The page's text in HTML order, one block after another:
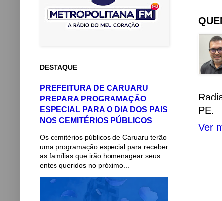
PE.
Ver
DESTAQUE
PREFEITURA DE CARUARU
PREPARA PROGRAMAÇÃO
ESPECIAL PARA O DIA DOS PAIS
NOS CEMITÉRIOS PÚBLICOS
Os cemitérios públicos de Caruaru terão
uma programação especial para receber
as famílias que irão homenagear seus
entes queridos no próximo...